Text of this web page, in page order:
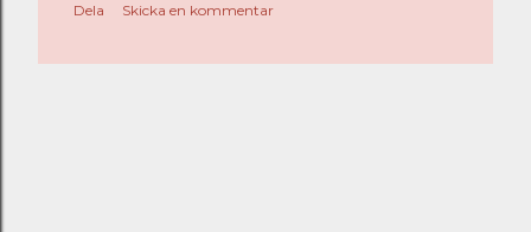
Dela
Skicka en kommentar